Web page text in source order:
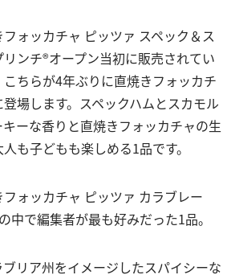
ォッカチャ ピッツァ スペック＆ス
ンチ®オープン当初に販売されてい
ちらが4年ぶりに直焼きフォッカチ
場します。スペックハムとスカモル
ーな香りと直焼きフォッカチャの生
も子どもも楽しめる1品です。
ォッカチャ ピッツァ カラブレー
中で編集者が最も好みだった1品。
リア州をイメージしたスパイシーな